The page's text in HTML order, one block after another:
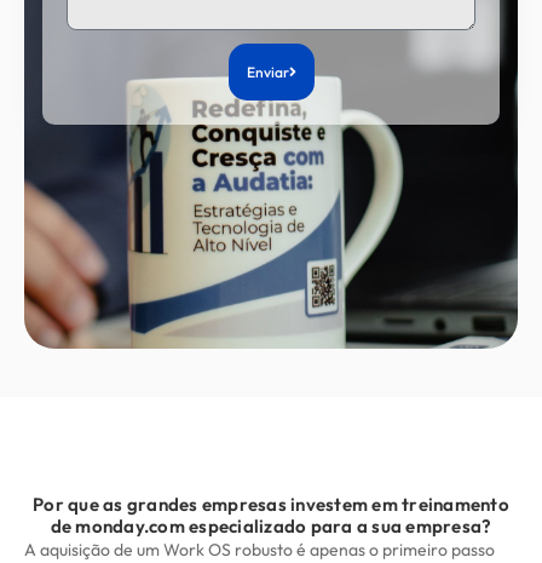
Enviar
Por que as grandes empresas investem em treinamento
de monday.com especializado para a sua empresa?
A aquisição de um Work OS robusto é apenas o primeiro passo